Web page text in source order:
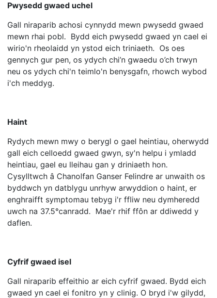
Pwysedd gwaed uchel
Gall niraparib achosi cynnydd mewn pwysedd gwaed
mewn rhai pobl. Bydd eich pwysedd gwaed yn cael ei
wirio'n rheolaidd yn ystod eich triniaeth. Os oes
gennych gur pen, os ydych chi’n gwaedu o’ch trwyn
neu os ydych chi'n teimlo'n benysgafn, rhowch wybod
i'ch meddyg.
Haint
Rydych mewn mwy o berygl o gael heintiau, oherwydd
gall eich celloedd gwaed gwyn, sy'n helpu i ymladd
heintiau, gael eu lleihau gan y driniaeth hon.
Cysylltwch â Chanolfan Ganser Felindre ar unwaith os
byddwch yn datblygu unrhyw arwyddion o haint, er
enghraifft symptomau tebyg i'r ffliw neu dymheredd
uwch na 37.5°canradd. Mae'r rhif ffôn ar ddiwedd y
daflen.
Cyfrif gwaed isel
Gall niraparib effeithio ar eich cyfrif gwaed. Bydd eich
gwaed yn cael ei fonitro yn y clinig. O bryd i'w gilydd,